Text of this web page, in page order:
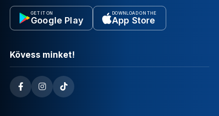
GET IT ON
Google Play
DOWNLOAD ON THE
App Store
Kövess minket!